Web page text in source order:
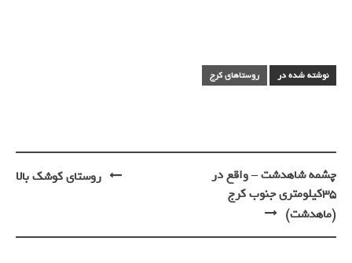
نوشته شده در روستاهای کرج
پیمایش
نوشته
روستای کوشک بالا
چشمه شاهدشت – واقع در
۳۵کیلومتری جنوب کرج
(ماهدشت)